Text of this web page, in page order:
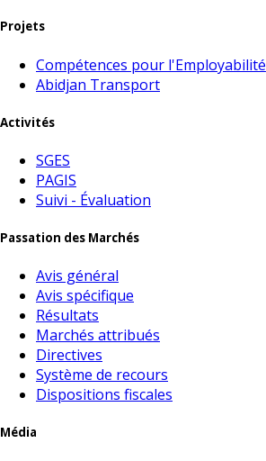
Projets
Compétences pour l'Employabilité
Abidjan Transport
Activités
SGES
PAGIS
Suivi - Évaluation
Passation des Marchés
Avis général
Avis spécifique
Résultats
Marchés attribués
Directives
Système de recours
Dispositions fiscales
Média